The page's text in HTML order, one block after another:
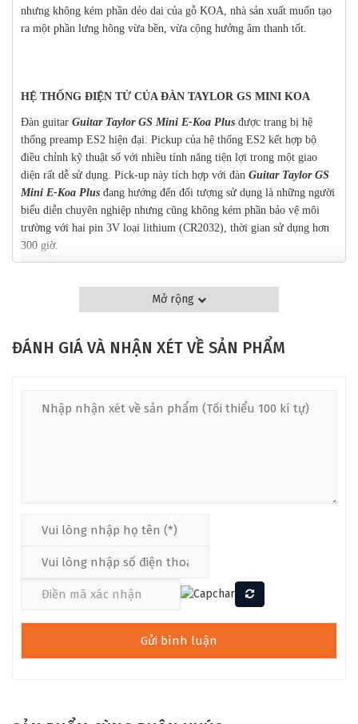
nhưng không kém phần dẻo dai của gỗ KOA, nhà sản xuất muốn tạo
ra một phần lưng hông vừa bền, vừa cộng hưởng âm thanh tốt.
HỆ THỐNG ĐIỆN TỬ CỦA ĐÀN TAYLOR GS MINI KOA
Đàn guitar Guitar Taylor GS Mini E-Koa Plus được trang bị hệ
thống preamp ES2 hiện đại. Pickup của hệ thống ES2 kết hợp bộ
điều chỉnh kỹ thuật số với nhiều tính năng tiện lợi trong một giao
diện rất dễ sử dụng. Pick-up này tích hợp với đàn Guitar Taylor GS
Mini E-Koa Plus đang hướng đến đối tượng sử dụng là những người
biểu diễn chuyên nghiệp nhưng cũng không kém phần bảo vệ môi
trường với hai pin 3V loại lithium (CR2032), thời gian sử dụng hơn
300 giờ.
THÔNG SỐ KỸ THUẬT GS MINI E KOA PLUS
– Thùng và ngựa đàn
+ Vật liệu làm mặt trước: Gỗ Solid Koa
+ Vật liệu làm ngựa đàn: West African Crelicam Ebony
+ Hoạ tiết cần đàn: Dấu chấm
+ Số ngăn phím: 20
+ Kích thước ngựa đàn đến lược đàn:: 23-1/2”
+ Chất liệu lược đàn: Nubone
Mở rộng
ĐÁNH GIÁ VÀ NHẬN XÉT VỀ SẢN PHẨM